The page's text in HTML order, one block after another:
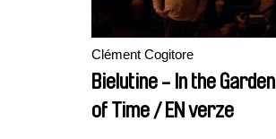
Clément Cogitore
Bielutine - In the Garden
of Time / EN verze